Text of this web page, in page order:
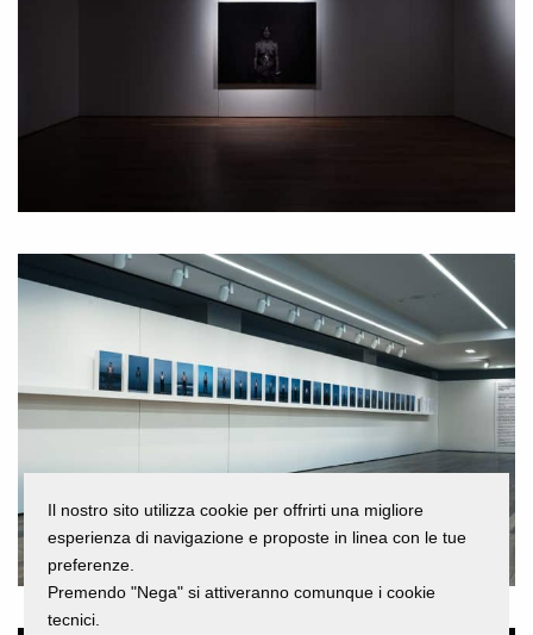
Il nostro sito utilizza cookie per offrirti una migliore
esperienza di navigazione e proposte in linea con le tue
preferenze.
Premendo "Nega" si attiveranno comunque i cookie
tecnici.